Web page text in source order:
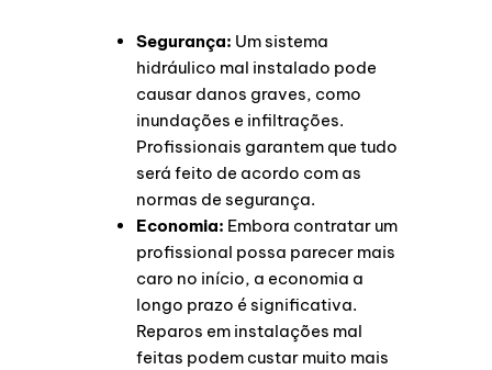
Segurança: Um sistema
hidráulico mal instalado pode
causar danos graves, como
inundações e infiltrações.
Profissionais garantem que tudo
será feito de acordo com as
normas de segurança.
Economia: Embora contratar um
profissional possa parecer mais
caro no início, a economia a
longo prazo é significativa.
Reparos em instalações mal
feitas podem custar muito mais